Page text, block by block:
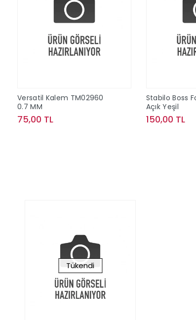
Versatil Kalem TM02960
0.7 MM
75,00 TL
Stabilo Boss
Açık Yeşil
150,00 TL
Tükendi